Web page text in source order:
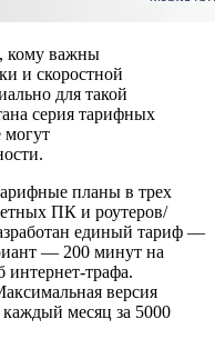
кому важны
и скоростной
для такой
серия тарифных
могут
планы в трех
ПК и роутеров/
единый тариф —
— 200 минут на
трафа.
версия
месяц за 5000